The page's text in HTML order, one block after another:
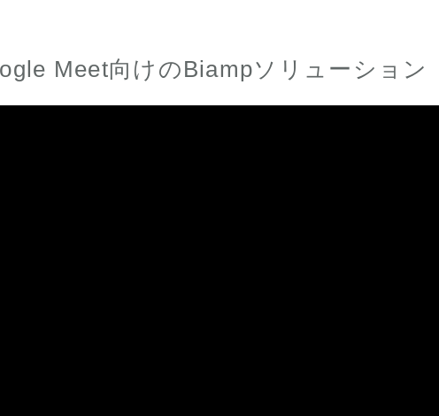
Meet向けのBiampソリューション